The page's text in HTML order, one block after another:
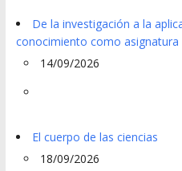
De la investigación a la
conocimiento como asignatura
14/09/2026
El cuerpo de las ciencias
18/09/2026